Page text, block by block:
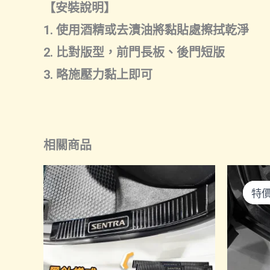
【安裝說明】
1. 使用酒精或去漬油將黏貼處擦拭乾淨
2. 比對版型，前門長板、後門短版
3. 略施壓力黏上即可
相關商品
特
特